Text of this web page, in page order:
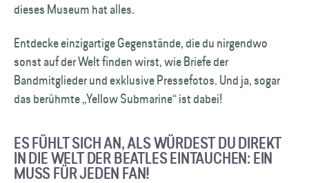
dieses Museum hat alles.
Entdecke einzigartige Gegenstände, die du nirgendwo
sonst auf der Welt finden wirst, wie Briefe der
Bandmitglieder und exklusive Pressefotos. Und ja, sogar
das berühmte „Yellow Submarine“ ist dabei!
ES FÜHLT SICH AN, ALS WÜRDEST DU DIREKT
IN DIE WELT DER BEATLES EINTAUCHEN: EIN
MUSS FÜR JEDEN FAN!